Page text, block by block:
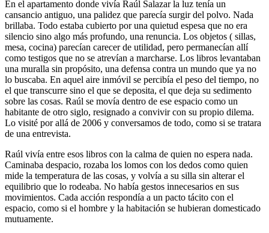
En el apartamento donde vivía Raúl Salazar la luz tenía un
cansancio antiguo, una palidez que parecía surgir del polvo. Nada
brillaba. Todo estaba cubierto por una quietud espesa que no era
silencio sino algo más profundo, una renuncia. Los objetos ( sillas,
mesa, cocina) parecían carecer de utilidad, pero permanecían allí
como testigos que no se atrevían a marcharse. Los libros levantaban
una muralla sin propósito, una defensa contra un mundo que ya no
lo buscaba. En aquel aire inmóvil se percibía el peso del tiempo, no
el que transcurre sino el que se deposita, el que deja su sedimento
sobre las cosas. Raúl se movía dentro de ese espacio como un
habitante de otro siglo, resignado a convivir con su propio dilema.
Lo visité por allá de 2006 y conversamos de todo, como si se tratara
de una entrevista.
Raúl vivía entre esos libros con la calma de quien no espera nada.
Caminaba despacio, rozaba los lomos con los dedos como quien
mide la temperatura de las cosas, y volvía a su silla sin alterar el
equilibrio que lo rodeaba. No había gestos innecesarios en sus
movimientos. Cada acción respondía a un pacto tácito con el
espacio, como si el hombre y la habitación se hubieran domesticado
mutuamente.